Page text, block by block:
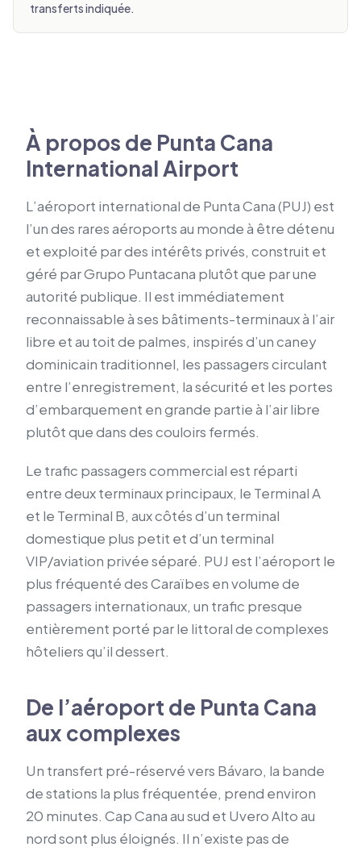
transferts indiquée.
À propos de Punta Cana
International Airport
L’aéroport international de Punta Cana (PUJ) est
l’un des rares aéroports au monde à être détenu
et exploité par des intérêts privés, construit et
géré par Grupo Puntacana plutôt que par une
autorité publique. Il est immédiatement
reconnaissable à ses bâtiments-terminaux à l’air
libre et au toit de palmes, inspirés d’un caney
dominicain traditionnel, les passagers circulant
entre l’enregistrement, la sécurité et les portes
d’embarquement en grande partie à l’air libre
plutôt que dans des couloirs fermés.
Le trafic passagers commercial est réparti
entre deux terminaux principaux, le Terminal A
et le Terminal B, aux côtés d’un terminal
domestique plus petit et d’un terminal
VIP/aviation privée séparé. PUJ est l’aéroport le
plus fréquenté des Caraïbes en volume de
passagers internationaux, un trafic presque
entièrement porté par le littoral de complexes
hôteliers qu’il dessert.
De l’aéroport de Punta Cana
aux complexes
Un transfert pré-réservé vers Bávaro, la bande
de stations la plus fréquentée, prend environ
20 minutes. Cap Cana au sud et Uvero Alto au
nord sont plus éloignés. Il n’existe pas de